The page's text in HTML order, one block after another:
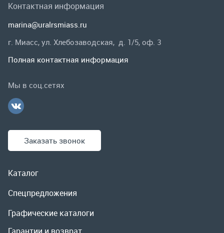
Спецпредложения
Гарантии и возврат
Заказать звонок